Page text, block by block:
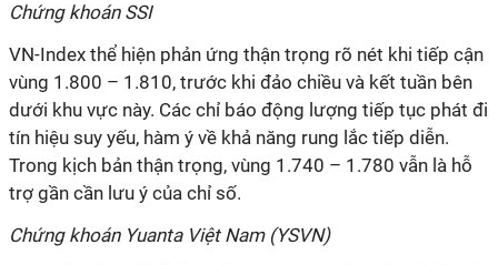
Chứng khoán SSI
VN-Index thể hiện phản ứng thận trọng rõ nét khi tiếp cận
vùng 1.800 – 1.810, trước khi đảo chiều và kết tuần bên
dưới khu vực này. Các chỉ báo động lượng tiếp tục phát đi
tín hiệu suy yếu, hàm ý về khả năng rung lắc tiếp diễn.
Trong kịch bản thận trọng, vùng 1.740 – 1.780 vẫn là hỗ
trợ gần cần lưu ý của chỉ số.
Chứng khoán Yuanta Việt Nam (YSVN)